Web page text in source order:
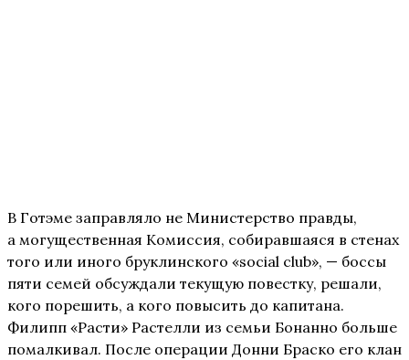
В Готэме заправляло не Министерство правды,
а могущественная Комиссия, собиравшаяся в стенах
того или иного бруклинского «social club», — боссы
пяти семей обсуждали текущую повестку, решали,
кого порешить, а кого повысить до капитана.
Филипп «Расти» Растелли из семьи Бонанно больше
помалкивал. После операции Донни Браско его клан